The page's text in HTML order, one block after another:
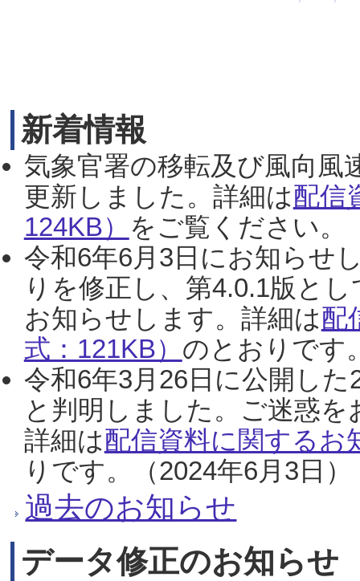
新着情報
気象官署の移転及び風向風
更新しました。詳細は配信
124KB） をご覧ください。
令和6年6月3日にお知らせ
りを修正し、第4.0.1版と
お知らせします。詳細は配
式：121KB） のとおりです
令和6年3月26日に公開し
と判明しました。ご迷惑
詳細は配信資料に関するお
りです。（2024年6月3日）
過去のお知らせ
データ修正のお知らせ